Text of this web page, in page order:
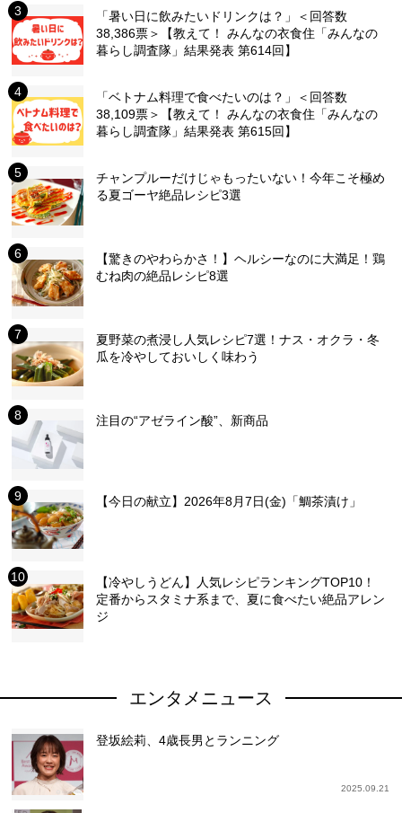
「暑い日に飲みたいドリンクは？」＜回答数
38,386票＞【教えて！ みんなの衣食住「みんなの
暮らし調査隊」結果発表 第614回】
「ベトナム料理で食べたいのは？」＜回答数
38,109票＞【教えて！ みんなの衣食住「みんなの
暮らし調査隊」結果発表 第615回】
チャンプルーだけじゃもったいない！今年こそ極め
る夏ゴーヤ絶品レシピ3選
【驚きのやわらかさ！】ヘルシーなのに大満足！鶏
むね肉の絶品レシピ8選
夏野菜の煮浸し人気レシピ7選！ナス・オクラ・冬
瓜を冷やしておいしく味わう
注目の“アゼライン酸”、新商品
【今日の献立】2026年8月7日(金)「鯛茶漬け」
【冷やしうどん】人気レシピランキングTOP10！
定番からスタミナ系まで、夏に食べたい絶品アレン
ジ
エンタメニュース
登坂絵莉、4歳長男とランニング
2025.09.21